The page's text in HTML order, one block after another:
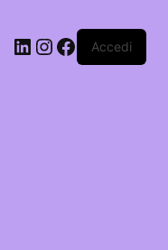
LinkedIn
Instagram
Facebook
Accedi